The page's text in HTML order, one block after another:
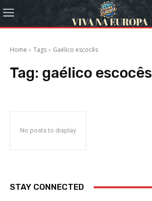
Home Tags Gaélico escocês
Tag: gaélico escocês
No posts to display
STAY CONNECTED